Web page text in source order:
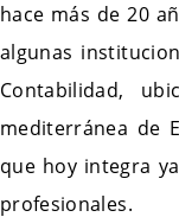
hace más de 20
algunas
Contabilidad,
mediterránea de
que hoy integra
profesionales.